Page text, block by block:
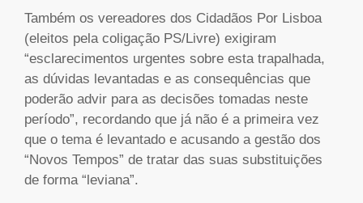
Também os vereadores dos Cidadãos Por Lisboa
(eleitos pela coligação PS/Livre) exigiram
“esclarecimentos urgentes sobre esta trapalhada,
as dúvidas levantadas e as consequências que
poderão advir para as decisões tomadas neste
período”, recordando que já não é a primeira vez
que o tema é levantado e acusando a gestão dos
“Novos Tempos” de tratar das suas substituições
de forma “leviana”.